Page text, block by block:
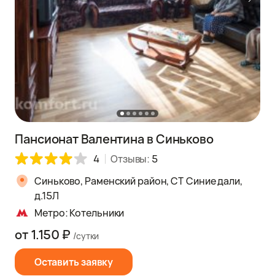
Пансионат Валентина в Синьково
4 Отзывы: 5
Синьково, Раменский район, СТ Синие дали,
д.15Л
Метро: Котельники
Оставить заявку
от 1.150 ₽ /сутки